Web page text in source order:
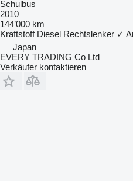
Schulbus
2010
144’000 km
Kraftstoff Diesel Rechtslenker ✓
Japan
EVERY TRADING Co Ltd
Verkäufer kontaktieren